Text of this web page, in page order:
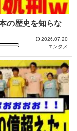
の歴史を知らな
2026.07.20
エンタメ